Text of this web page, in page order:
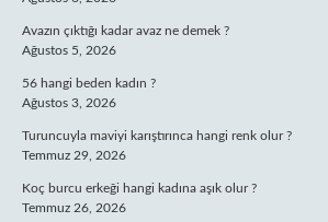
Avazın çıktığı kadar avaz ne demek ?
Ağustos 5, 2026
56 hangi beden kadın ?
Ağustos 3, 2026
Turuncuyla maviyi karıştırınca hangi renk olur ?
Temmuz 29, 2026
Koç burcu erkeği hangi kadına aşık olur ?
Temmuz 26, 2026